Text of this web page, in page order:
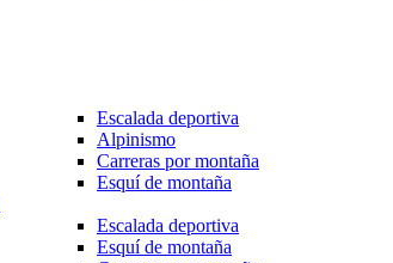
Escalada deportiva
Alpinismo
Carreras por montaña
Esquí de montaña
Escalada deportiva
Esquí de montaña